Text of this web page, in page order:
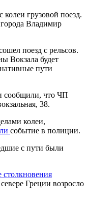
грузовой поезд.
Владимир
поезд с рельсов.
Вокзала будет
пути
сообщили, что ЧП
38.
колеи,
событие в полиции.
с пути были
столкновения
Греции возросло